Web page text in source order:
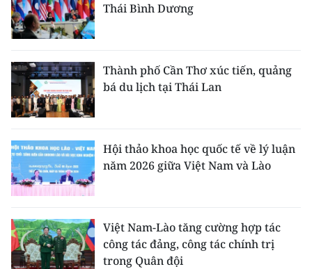
Thái Bình Dương
Thành phố Cần Thơ xúc tiến, quảng
bá du lịch tại Thái Lan
Hội thảo khoa học quốc tế về lý luận
năm 2026 giữa Việt Nam và Lào
Việt Nam-Lào tăng cường hợp tác
công tác đảng, công tác chính trị
trong Quân đội